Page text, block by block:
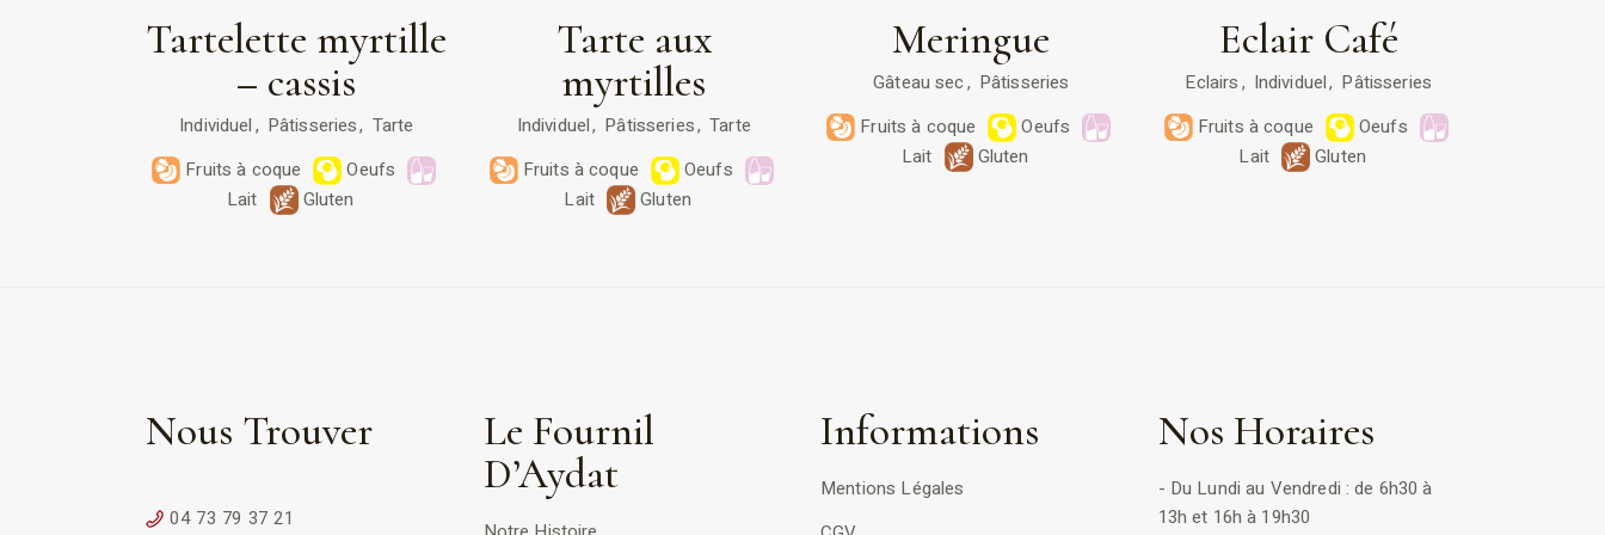
Tartelette myrtille
– cassis
Individuel Pâtisseries
Tarte
Fruits à coque
Oeufs
Lait
Gluten
Tarte aux
myrtilles
Individuel Pâtisseries Tarte
Fruits à coque
Oeufs
Lait
Gluten
Meringue
Gâteau sec
Pâtisseries
Fruits à coque
Oeufs
Lait
Gluten
Eclair Café
Eclairs Individuel
Pâtisseries
Fruits à coque
Oeufs
Lait
Gluten
Nous Trouver
04 73 79 37 21
Le Fournil
D’Aydat
Informations
Mentions Légales
Nos Horaires
- Du Lundi au Vendredi : de 6h30 à
13h et 16h à 19h30